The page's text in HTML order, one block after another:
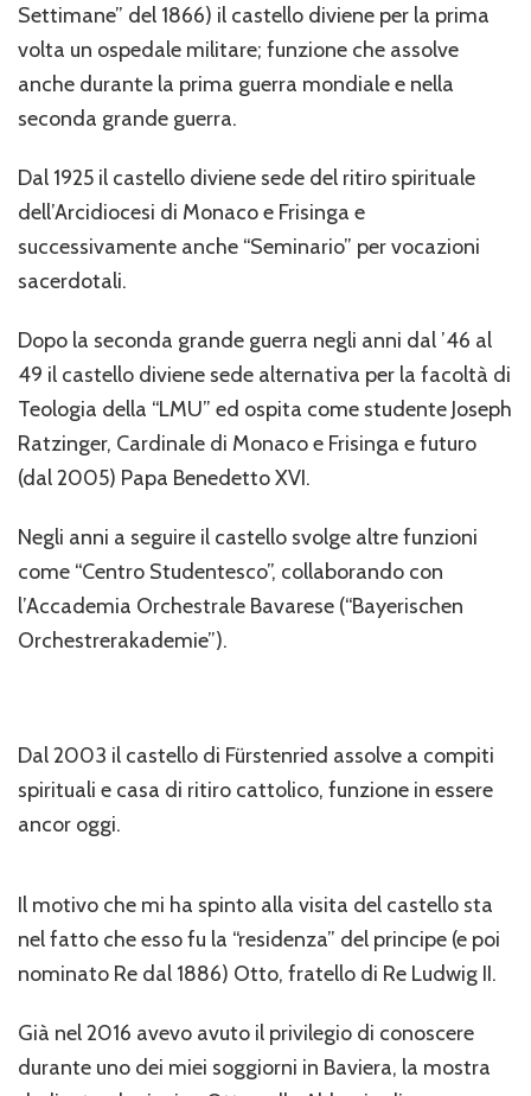
Settimane” del 1866) il castello diviene per la prima
volta un ospedale militare; funzione che assolve
anche durante la prima guerra mondiale e nella
seconda grande guerra.
Dal 1925 il castello diviene sede del ritiro spirituale
dell’Arcidiocesi di Monaco e Frisinga e
successivamente anche “Seminario” per vocazioni
sacerdotali.
Dopo la seconda grande guerra negli anni dal ’46 al
49 il castello diviene sede alternativa per la facoltà di
Teologia della “LMU” ed ospita come studente Joseph
Ratzinger, Cardinale di Monaco e Frisinga e futuro
(dal 2005) Papa Benedetto XVI.
Negli anni a seguire il castello svolge altre funzioni
come “Centro Studentesco”, collaborando con
l’Accademia Orchestrale Bavarese (“Bayerischen
Orchestrerakademie”).
Dal 2003 il castello di Fürstenried assolve a compiti
spirituali e casa di ritiro cattolico, funzione in essere
ancor oggi.
Il motivo che mi ha spinto alla visita del castello sta
nel fatto che esso fu la “residenza” del principe (e poi
nominato Re dal 1886) Otto, fratello di Re Ludwig II.
Già nel 2016 avevo avuto il privilegio di conoscere
durante uno dei miei soggiorni in Baviera, la mostra